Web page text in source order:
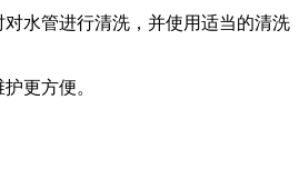
水管进行清洗，并使用适当的清洗
更方便。